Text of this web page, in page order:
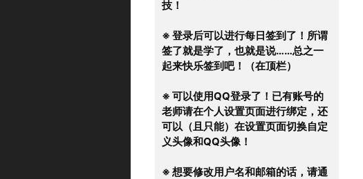
技！
※ 登录后可以进行每日签到了！所谓
签了就是学了，也就是说……总之一
起来快乐签到吧！（在顶栏）
※ 可以使用QQ登录了！已有账号的
老师请在个人设置页面进行绑定，还
可以（且只能）在设置页面切换自定
义头像和QQ头像！
※ 想要修改用户名和邮箱的话，请通